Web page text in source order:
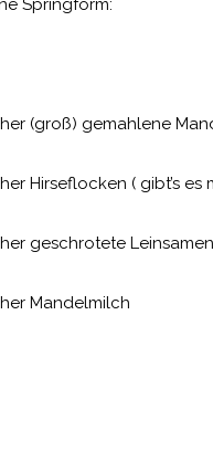
Springform:
(groß) gemahlene
Hirseflocken ( gibt’s es
geschrotete Leinsamen
Mandelmilch